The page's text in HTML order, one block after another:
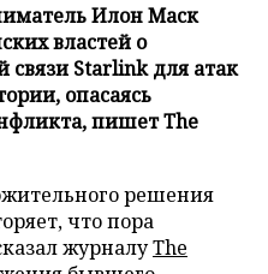
Илон Маск
властей о
Starlink для атак
опасаясь
пишет The
решения
что пора
журналуThe